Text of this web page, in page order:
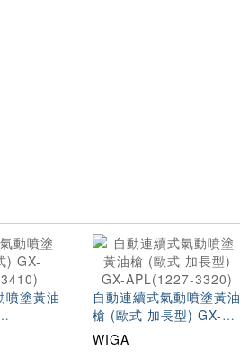
噴塗黃油
自動連續式氣動噴塗黃油
槍 (歐式 加長型) GX-
APL(1227-3320)
WIGA